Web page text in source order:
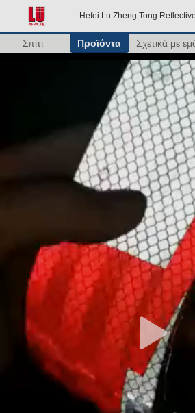
Hefei Lu Zheng Tong
Σπίτι Προϊόντα Σχετικά με